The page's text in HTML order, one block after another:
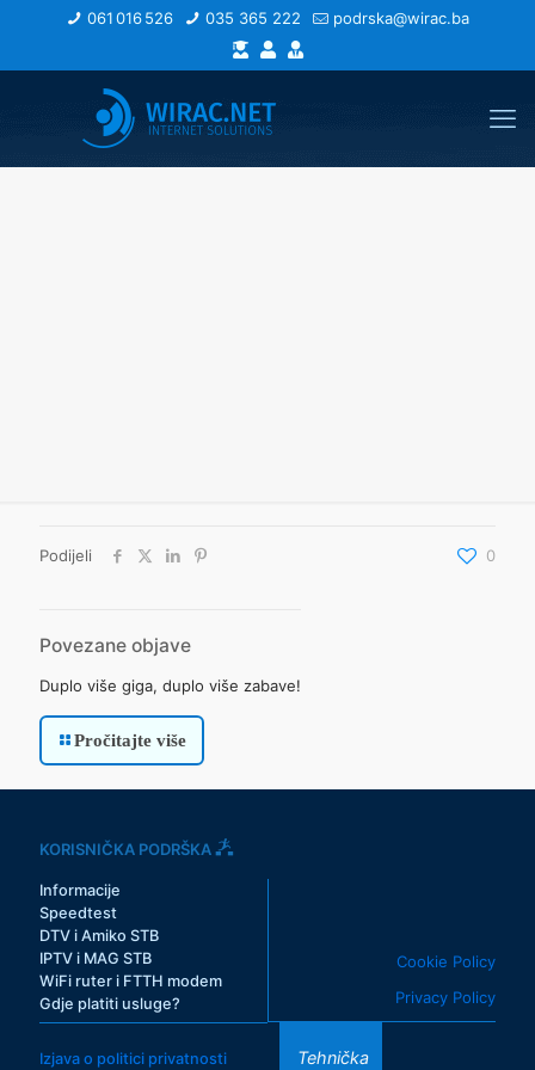
061 016 526 035 365 222 podrska@wirac.ba
Podijeli 0
Povezane objave
Duplo više giga, duplo više zabave!
Pročitajte više
KORISNIČKA PODRŠKA
Informacije
Speedtest
DTV i Amiko STB
IPTV i MAG STB
WiFi ruter i FTTH modem
Gdje platiti usluge?
Cookie Policy
Privacy Policy
Izjava o politici privatnosti Tehnička